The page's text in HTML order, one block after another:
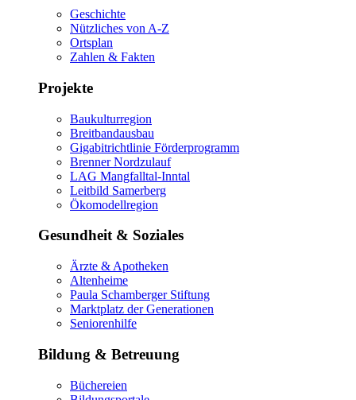
Geschichte
Nützliches von A-Z
Ortsplan
Zahlen & Fakten
Projekte
Baukulturregion
Breitbandausbau
Gigabitrichtlinie Förderprogramm
Brenner Nordzulauf
LAG Mangfalltal-Inntal
Leitbild Samerberg
Ökomodellregion
Gesundheit & Soziales
Ärzte & Apotheken
Altenheime
Paula Schamberger Stiftung
Marktplatz der Generationen
Seniorenhilfe
Bildung & Betreuung
Büchereien